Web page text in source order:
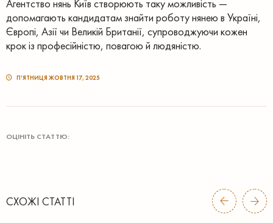
Агентство нянь Київ створюють таку можливість —
допомагають кандидатам знайти роботу нянею в Україні,
Європі, Азії чи Великій Британії, супроводжуючи кожен
крок із професійністю, повагою й людяністю.
ПʼЯТНИЦЯ ЖОВТНЯ 17, 2025
ОЦІНІТЬ СТАТТЮ:
СХОЖІ СТАТТІ